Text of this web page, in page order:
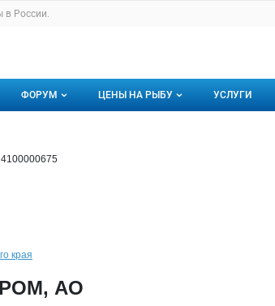
сайту fishretail.ru
в России.
сайта fishretail.ru
ФОРУМ
Избранные
ЦЕНЫ НА РЫБУ УСЛУГИ
о компании
края
о компании
АО